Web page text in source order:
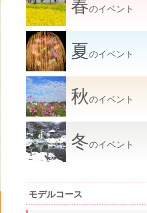
春のイベント
夏 のイベント
秋のイベント
冬のイベント
モデルコース